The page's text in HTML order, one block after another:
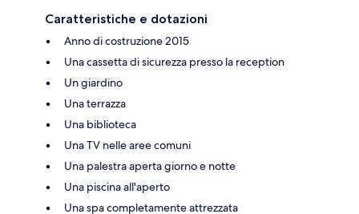
Caratteristiche e dotazioni
Anno di costruzione 2015
Una cassetta di sicurezza presso la reception
Un giardino
Una terrazza
Una biblioteca
Una TV nelle aree comuni
Una palestra aperta giorno e notte
Una piscina all'aperto
Una spa completamente attrezzata